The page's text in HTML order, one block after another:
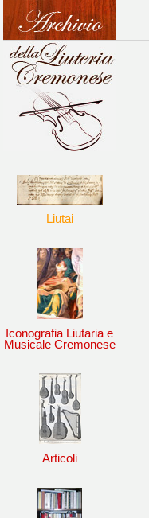
Liutai
Iconografia Liutaria e
Musicale Cremonese
Articoli